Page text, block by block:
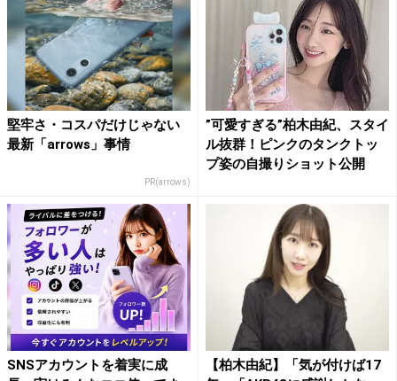
堅牢さ・コスパだけじゃない
最新「arrows」事情
PR(arrows)
”可愛すぎる”柏木由紀、スタイ
ル抜群！ピンクのタンクトッ
プ姿の自撮りショット公開
SNSアカウントを着実に成
【柏木由紀】「気が付けば17